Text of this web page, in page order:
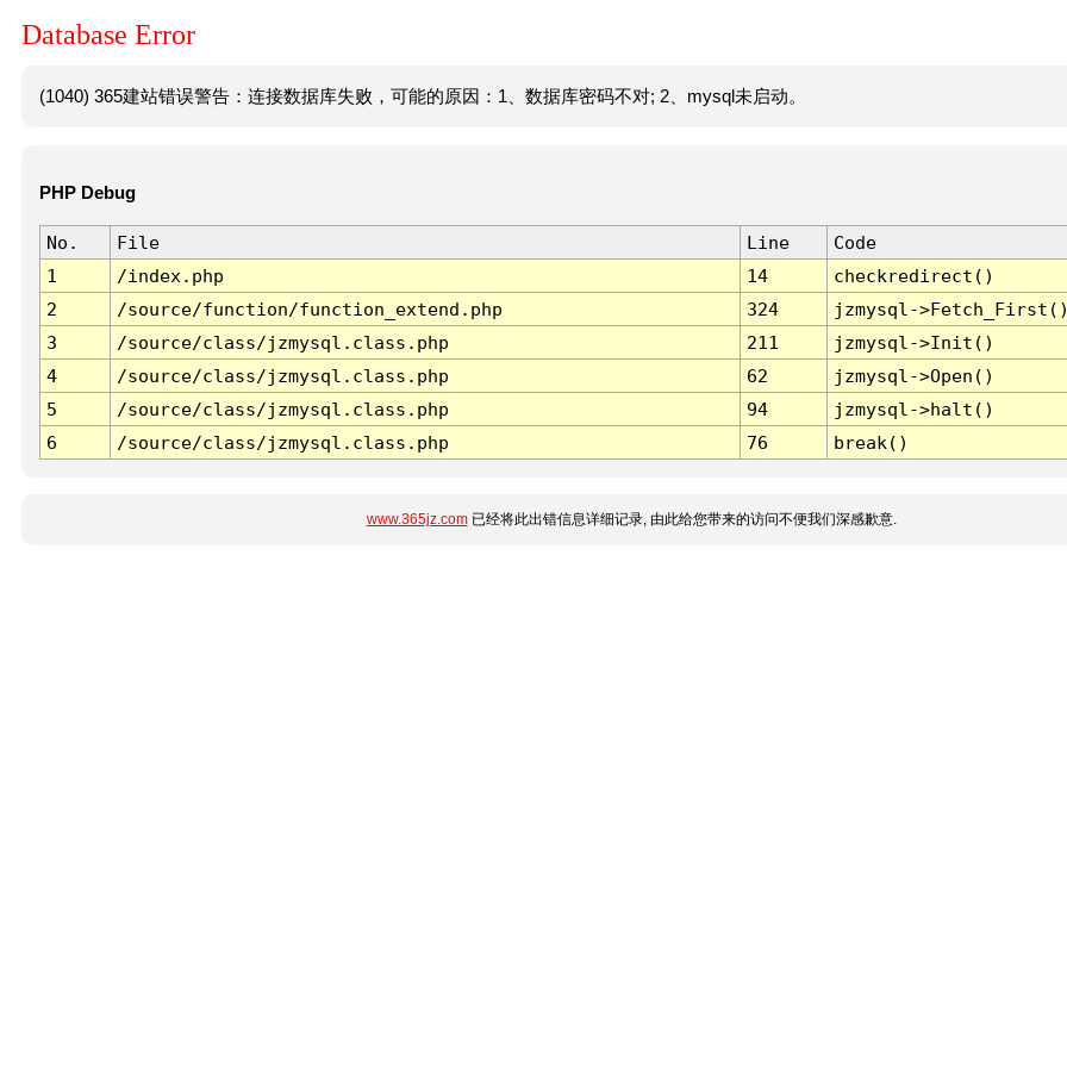
Database Error
(1040) 365建站错误警告：连接数据库失败，可能的原因：1、数据库密码不对; 2、mysql未启动。
PHP Debug
No. File Line
Code
1
/index.php 14
checkredirect()
2
/source/function/function_extend.php 324
jzmysql-
3
/source/class/jzmysql.class.php 211
jzmysql->Init()
4
/source/class/jzmysql.class.php 62
jzmysql->Open()
5
/source/class/jzmysql.class.php 94
jzmysql->halt()
6
/source/class/jzmysql.class.php 76 break()
www.365jz.com已经将此出错信息详细记录, 由此给您带来的访问不便我们深感歉意.